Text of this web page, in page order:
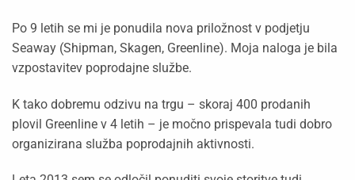
Po 9 letih se mi je ponudila nova priložnost v podjetju
Seaway (Shipman, Skagen, Greenline). Moja naloga je bila
vzpostavitev poprodajne službe.
K tako dobremu odzivu na trgu – skoraj 400 prodanih
plovil Greenline v 4 letih – je močno prispevala tudi dobro
organizirana služba poprodajnih aktivnosti.